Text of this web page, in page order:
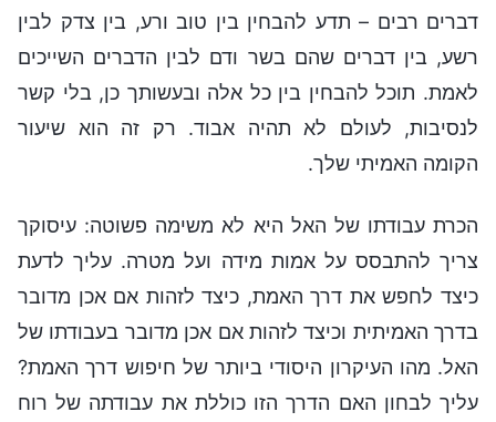
דברים רבים – תדע להבחין בין טוב ורע, בין צדק לבין
רשע, בין דברים שהם בשר ודם לבין הדברים השייכים
לאמת. תוכל להבחין בין כל אלה ובעשותך כן, בלי קשר
לנסיבות, לעולם לא תהיה אבוד. רק זה הוא שיעור
הקומה האמיתי שלך.
הכרת עבודתו של האל היא לא משימה פשוטה: עיסוקך
צריך להתבסס על אמות מידה ועל מטרה. עליך לדעת
כיצד לחפש את דרך האמת, כיצד לזהות אם אכן מדובר
בדרך האמיתית וכיצד לזהות אם אכן מדובר בעבודתו של
האל. מהו העיקרון היסודי ביותר של חיפוש דרך האמת?
עליך לבחון האם הדרך הזו כוללת את עבודתה של רוח